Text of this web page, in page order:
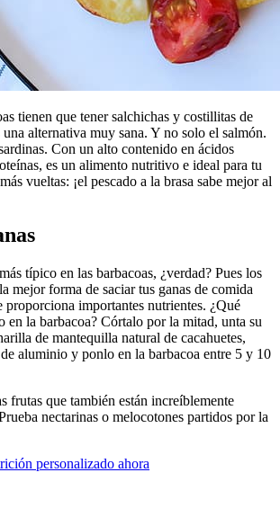
tienen que tener salchichas y costillitas de
alternativa muy sana. Y no solo el salmón.
Con un alto contenido en ácidos
es un alimento nutritivo e ideal para tu
vueltas: ¡el pescado a la brasa sabe mejor al
típico en las barbacoas, ¿verdad? Pues los
mejor forma de saciar tus ganas de comida
proporciona importantes nutrientes. ¿Qué
en la barbacoa? Córtalo por la mitad, unta su
de mantequilla natural de cacahuetes,
aluminio y ponlo en la barbacoa entre 5 y 10
frutas que también están increíblemente
nectarinas o melocotones partidos por la
personalizado ahora